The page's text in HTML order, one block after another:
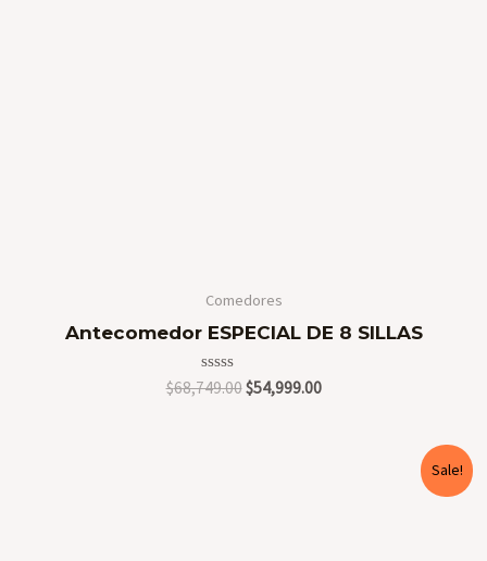
Comedores
Antecomedor ESPECIAL DE 8 SILLAS
Valorado
$68,749.00Original
$54,999.00Current
Sale!